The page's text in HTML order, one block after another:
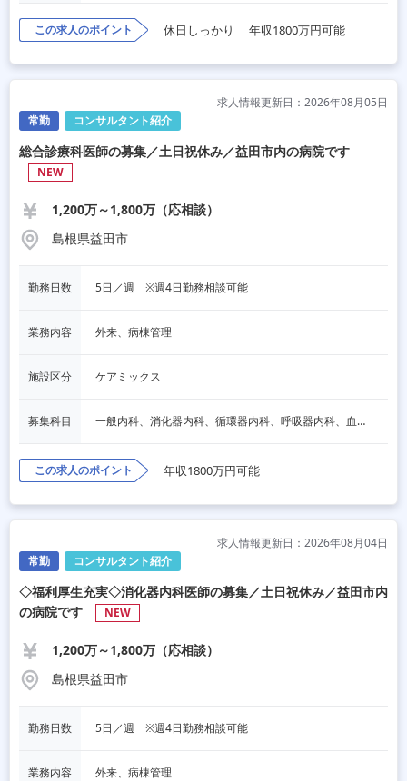
この求人のポイント 休日しっかり 年収1800万円可能
常勤 コンサルタント紹介
求人情報更新日：2026年08月05日
総合診療科医師の募集／土日祝休み／益田市内の病院です
NEW
1,200万～1,800万（応相談）
島根県益田市
勤務日数 5日／週　※週4日勤務相談可能
業務内容 外来、病棟管理
施設区分 ケアミックス
募集科目 一般内科、消化器内科、循環器内科、呼吸器内科、血液内科、脳神経内科、内分泌内科、老人内科、一般外科、消化器外科、その他
この求人のポイント 年収1800万円可能
常勤 コンサルタント紹介
求人情報更新日：2026年08月04日
◇福利厚生充実◇消化器内科医師の募集／土日祝休み／益田市内
の病院です
NEW
1,200万～1,800万（応相談）
島根県益田市
勤務日数 5日／週　※週4日勤務相談可能
業務内容 外来、病棟管理